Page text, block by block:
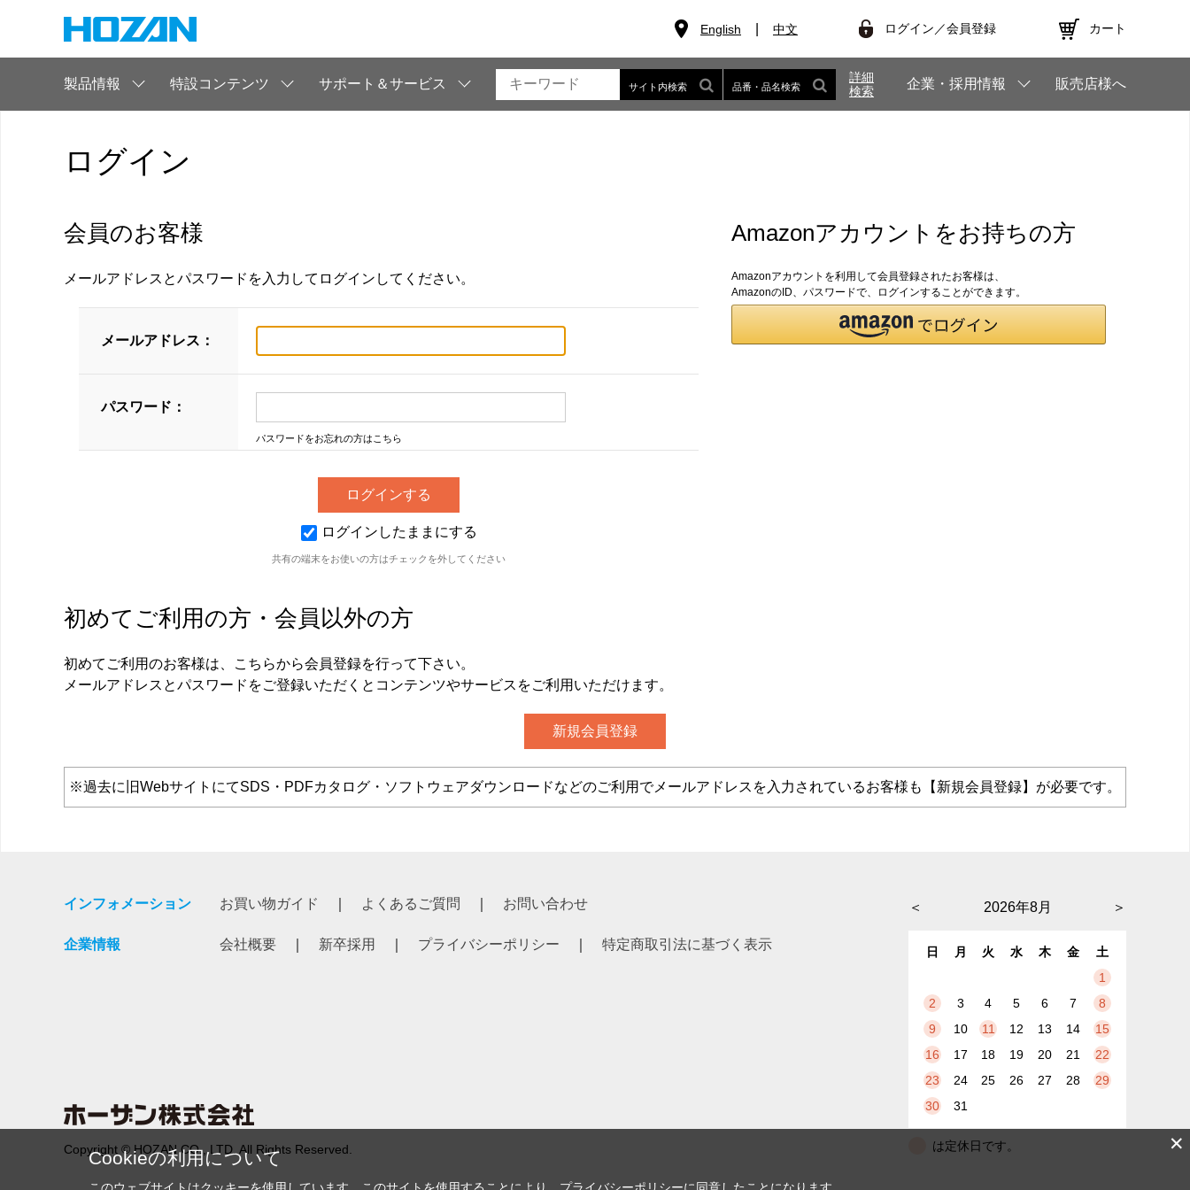
English 中文 ログイン／会員登録 カート
製品情報 特設コンテンツ サポート＆サービス サイト内検索 品番・品名検索
詳細
検索
企業・採用情報 販売店様へ
ログイン
会員のお客様
メールアドレスとパスワードを入力してログインしてください。
メールアドレス：
パスワード：
パスワードをお忘れの方はこちら
ログインしたままにする
共有の端末をお使いの方はチェックを外してください
Amazonアカウントをお持ちの方
Amazonアカウントを利用して会員登録されたお客様は、
AmazonのID、パスワードで、ログインすることができます。
初めてご利用の方・会員以外の方
初めてご利用のお客様は、こちらから会員登録を行って下さい。
メールアドレスとパスワードをご登録いただくとコンテンツやサービスをご利用いただけます。
※過去に旧WebサイトにてSDS・PDFカタログ・ソフトウェアダウンロードなどのご利用でメールアドレスを入力されているお客様も【新規会員登録】が必要です。
インフォメーション お買い物ガイド よくあるご質問 お問い合わせ
企業情報 会社概要 新卒採用 プライバシーポリシー 特定商取引法に基づく表示
Copyright © HOZAN CO., LTD. All Rights Reserved.
＜ ＞
2026年8月
日 月 火 水 木 金
土
1
2
3 4 5 6 7
8
9
10 11 12 13 14
15
16
17 18 19 20 21
22
23
24 25 26 27 28
29
30
31
は定休日です。 ✕
Cookieの利用について